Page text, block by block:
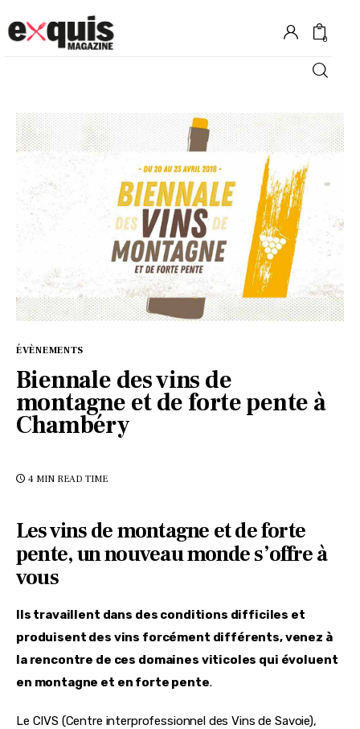
0
Hôtels
Gastronomie
Recettes
Shopping
Évènements
ÉVÈNEMENTS
Biennale des vins de
montagne et de forte pente à
Chambéry
4 MIN READ TIME
Les vins de montagne et de forte
pente, un nouveau monde s’offre à
vous
Ils travaillent dans des conditions difficiles et
produisent des vins forcément différents, venez à
la rencontre de ces domaines viticoles qui évoluent
en montagne et en forte pente.
Le CIVS (Centre interprofessionnel des Vins de Savoie),